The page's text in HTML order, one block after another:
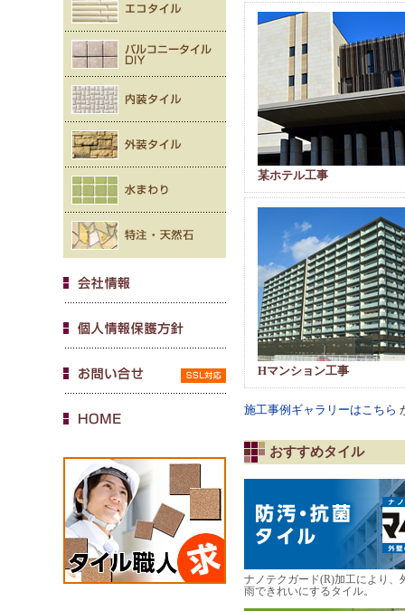
某ホテル工事
Hマンション工事
施工事例ギャラリーはこちら
おすすめタイル
ナノテクガード(R)加工により、
雨できれいにするタイル。